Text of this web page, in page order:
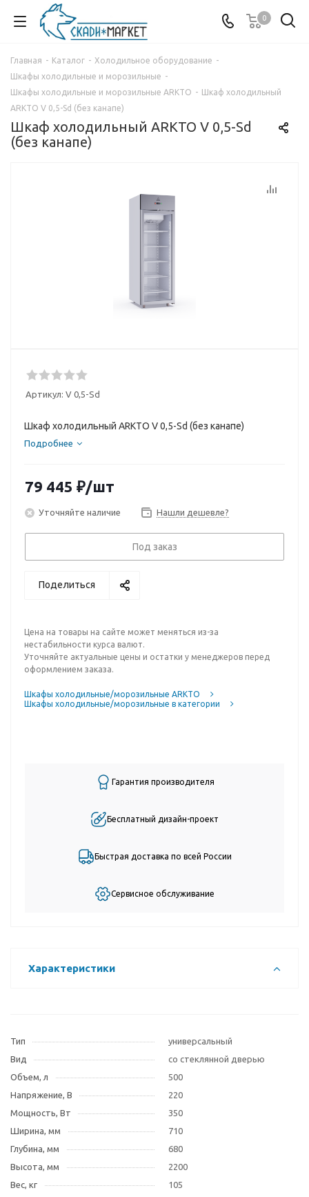
0
Главная - Каталог - Холодильное оборудование -
Шкафы холодильные и морозильные -
Шкафы холодильные и морозильные ARKTO - Шкаф холодильный
ARKTO V 0,5-Sd (без канапе)
Шкаф холодильный ARKTO V 0,5-Sd
(без канапе)
Артикул: V 0,5-Sd
Шкаф холодильный ARKTO V 0,5-Sd (без канапе)
Подробнее
79 445 ₽/шт
Уточняйте наличие Нашли дешевле?
Под заказ
Поделиться
Цена на товары на сайте может меняться из-за
нестабильности курса валют.
Уточняйте актуальные цены и остатки у менеджеров перед
оформлением заказа.
Шкафы холодильные/морозильные ARKTO
Шкафы холодильные/морозильные в категории
Гарантия производителя
Бесплатный дизайн-проект
Быстрая доставка по всей России
Сервисное обслуживание
Характеристики
Тип
универсальный
Вид
со стеклянной дверью
Объем, л
500
Напряжение, В
220
Мощность, Вт
350
Ширина, мм
710
Глубина, мм
680
Высота, мм
2200
Вес, кг
105